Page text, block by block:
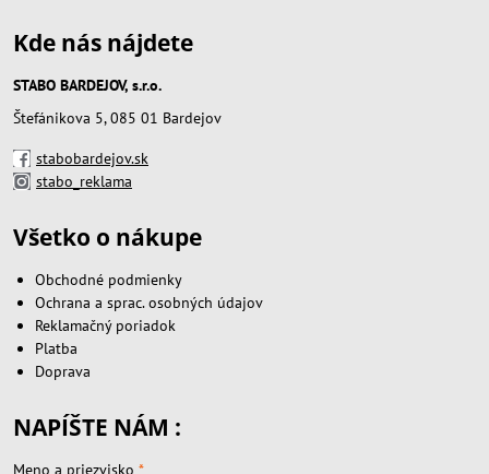
Kde nás nájdete
STABO BARDEJOV, s.r.o.
Štefánikova 5, 085 01 Bardejov
stabobardejov.sk
stabo_reklama
Všetko o nákupe
Obchodné podmienky
Ochrana a sprac. osobných údajov
Reklamačný poriadok
Platba
Doprava
NAPÍŠTE NÁM :
Meno a priezvisko *